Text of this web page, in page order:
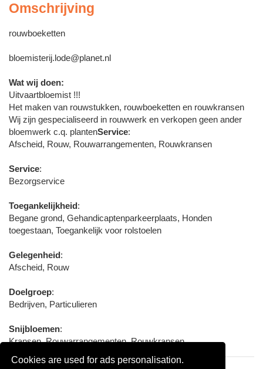
Cookies are used for ads personalisation.
Omschrijving
rouwboeketten
bloemisterij.lode@planet.nl
Wat wij doen:
Uitvaartbloemist !!!
Het maken van rouwstukken, rouwboeketten en rouwkransen
Wij zijn gespecialiseerd in rouwwerk en verkopen geen ander
bloemwerk c.q. plantenService:
Afscheid, Rouw, Rouwarrangementen, Rouwkransen
Service:
Bezorgservice
Toegankelijkheid:
Begane grond, Gehandicaptenparkeerplaats, Honden
toegestaan, Toegankelijk voor rolstoelen
Gelegenheid:
Afscheid, Rouw
Doelgroep:
Bedrijven, Particulieren
Snijbloemen:
Kransen, Rouwarrangementen, Rouwkransen